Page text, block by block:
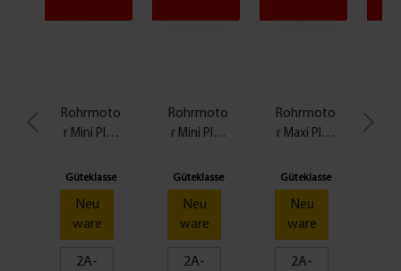
Rohrmoto
r Mini Plus
Güteklasse
Neu
ware
2A-
Rohrmoto
r Mini Plus
Güteklasse
Neu
ware
2A-
Rohrmoto
r Maxi Plus
Güteklasse
Neu
ware
2A-